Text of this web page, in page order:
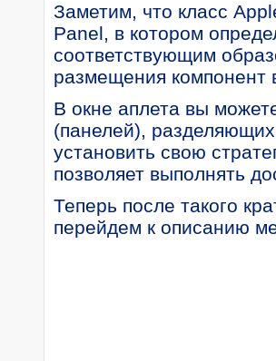
Заметим, что класс
Panel, в котором
соответствующим
размещения компонент
В окне аплета вы
(панелей),
установить свою
позволяет выполнять
Теперь после такого
перейдем к описанию